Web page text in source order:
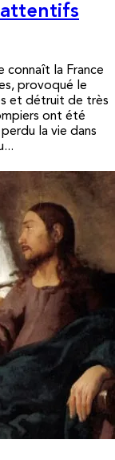
connaît la France
provoqué le
et détruit de très
ont été
la vie dans